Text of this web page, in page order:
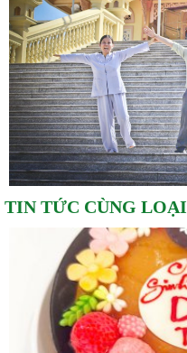
TIN TỨC CÙNG LOẠI